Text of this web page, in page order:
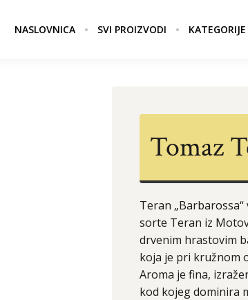
NASLOVNICA SVI PROIZVODI KATEGORIJE
Tomaz
Teran
sorte Teran iz
drvenim hrastovim
koja je pri kružnom
Aroma je fina,
kod kojeg dominira